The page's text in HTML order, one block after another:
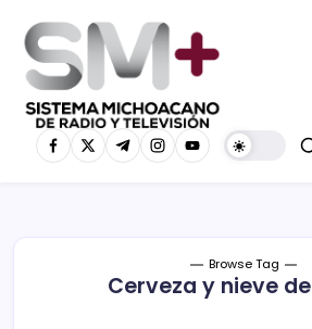
Browse Tag
Cerveza y nieve